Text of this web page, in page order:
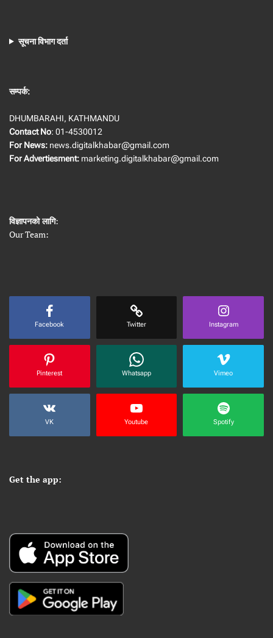
सूचना विभाग दर्ता
सम्पर्क:
DHUMBARAHI, KATHMANDU
Contact No: 01-4530012
For News: news.digitalkhabar@gmail.com
For Advertiesment: marketing.digitalkhabar@gmail.com
विज्ञापनको लागि:
Our Team:
Facebook Twitter Instagram
Pinterest Whatsapp Vimeo
VK Youtube Spotify
Get the app: